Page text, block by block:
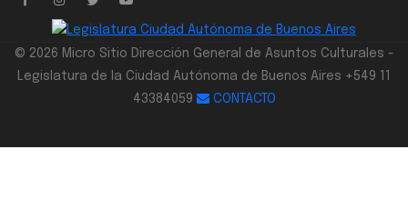
© 2026 Micro Sitio Dirección General de Asuntos Culturales -
Legislatura de la Ciudad Autónoma de Buenos Aires +549 11
43384059
CONTACTO